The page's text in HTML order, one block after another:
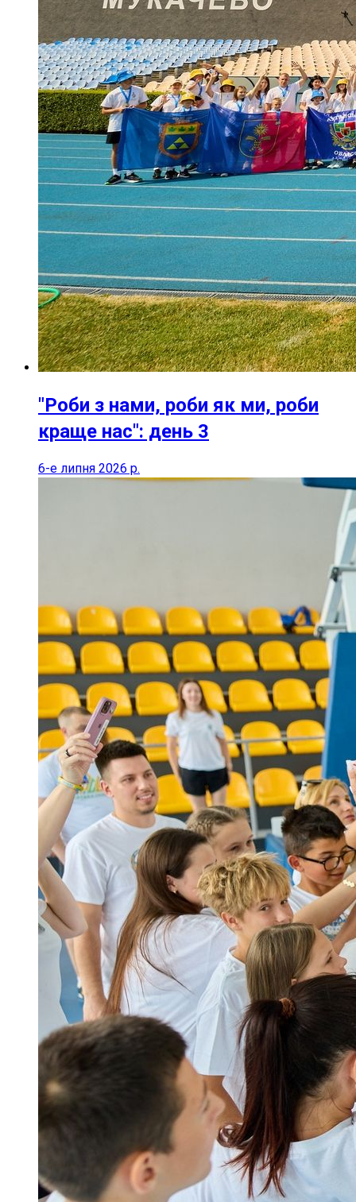
"Роби з нами, роби як ми, роби
краще нас": день 3
6-е липня 2026 р.